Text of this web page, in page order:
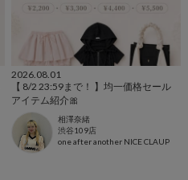
2026.08.01
【 8/2 23:59まで！ 】均一価格セール
アイテム紹介🎀
相澤奈緒
渋谷109店
one after another NICE CLAUP